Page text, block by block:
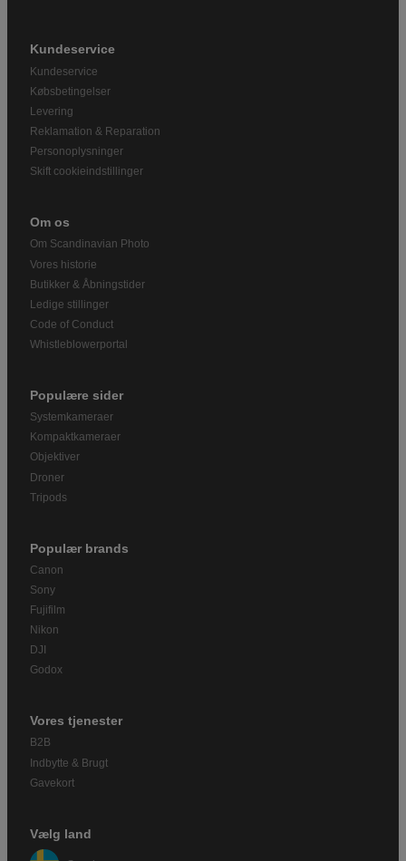
Kundeservice
Kundeservice
Købsbetingelser
Levering
Reklamation & Reparation
Personoplysninger
Skift cookieindstillinger
Om os
Om Scandinavian Photo
Vores historie
Butikker & Åbningstider
Ledige stillinger
Code of Conduct
Whistleblowerportal
Populære sider
Systemkameraer
Kompaktkameraer
Objektiver
Droner
Tripods
Populær brands
Canon
Sony
Fujifilm
Nikon
DJI
Godox
Vores tjenester
B2B
Indbytte & Brugt
Gavekort
Vælg land